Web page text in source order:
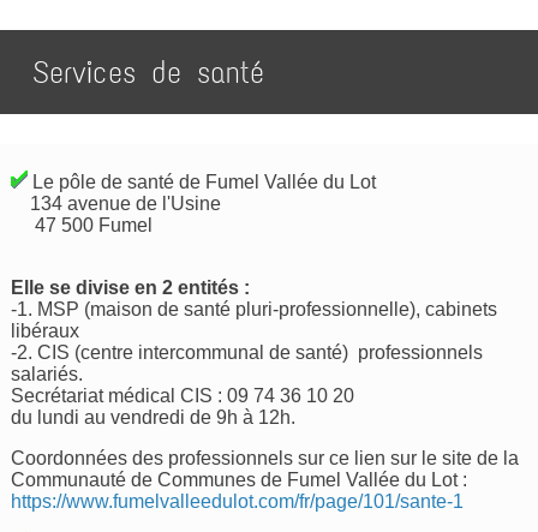
Services de santé
Le pôle de santé de Fumel Vallée du Lot
134 avenue de l'Usine
47 500 Fumel
Elle se divise en 2 entités :
-1. MSP (maison de santé pluri-professionnelle), cabinets
libéraux
-2. CIS (centre intercommunal de santé) professionnels
salariés.
Secrétariat médical CIS : 09 74 36 10 20
du lundi au vendredi de 9h à 12h.
Coordonnées des professionnels sur ce lien sur le site de la
Communauté de Communes de Fumel Vallée du Lot :
https://www.fumelvalleedulot.com/fr/page/101/sante-1